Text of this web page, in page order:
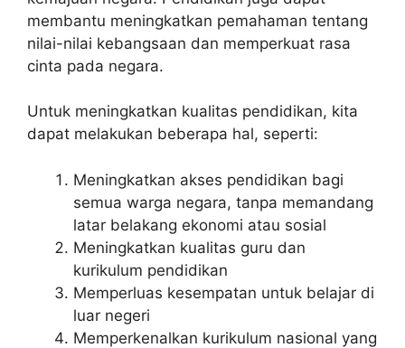
membantu meningkatkan pemahaman tentang
nilai-nilai kebangsaan dan memperkuat rasa
cinta pada negara.
Untuk meningkatkan kualitas pendidikan, kita
dapat melakukan beberapa hal, seperti:
Meningkatkan akses pendidikan bagi
semua warga negara, tanpa memandang
latar belakang ekonomi atau sosial
Meningkatkan kualitas guru dan
kurikulum pendidikan
Memperluas kesempatan untuk belajar di
luar negeri
Memperkenalkan kurikulum nasional yang